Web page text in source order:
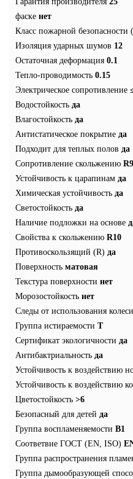
фаске нет
Класс пожарной безопасности
Изоляция ударных шумов 12
Остаточная деформация 0.1
Тепло-проводимость 0.15
Электрическое сопротивление
Водостойкость да
Влагостойкость да
Антистатическое покрытие да
Подходит для теплых полов да
Сопротивление скольжению
Устойчивость к царапинам да
Химическая устойчивость да
Светостойкость да
Наличие подложки на основе
Свойства к скольжению R10
Противоскользящий (R) да
Поверхность матовая
Текстура поверхности нет
Морозостойкость нет
Следы от использования
Группа истираемости Т
Сертификат экологичности да
Антибактриальность да
Устойчивость к воздействию
Устойчивость к воздействию
Цветостойкость >6
Безопасный для детей да
Группа воспламеняемости В1
Соответвие ГОСТ (EN, ISO)
Группа распространения
Группа дымообразующей